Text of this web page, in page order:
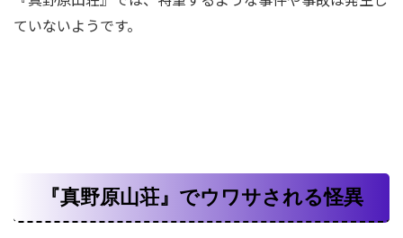
ていないようです。
『真野原山荘』でウワサされる怪異